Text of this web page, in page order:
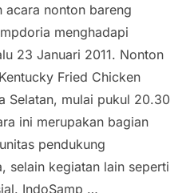
acara nonton bareng
menghadapi
23 Januari 2011. Nonton
Fried Chicken
Selatan, mulai pukul 20.30
ini merupakan bagian
pendukung
selain kegiatan lain seperti
IndoSamp …